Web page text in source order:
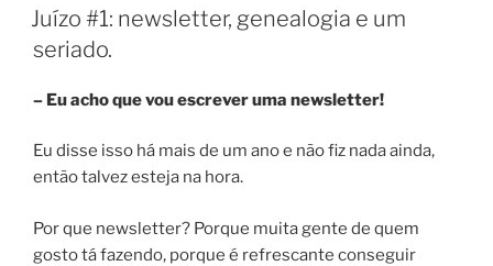
ON
Juízo #1: newsletter, genealogia e um
seriado.
– Eu acho que vou escrever uma newsletter!
Eu disse isso há mais de um ano e não fiz nada ainda,
então talvez esteja na hora.
Por que newsletter? Porque muita gente de quem
gosto tá fazendo, porque é refrescante conseguir